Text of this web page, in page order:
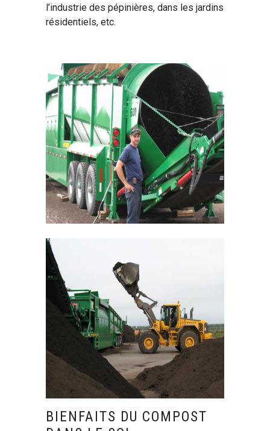
l’industrie des pépinières, dans les jardins
résidentiels, etc.
BIENFAITS DU COMPOST